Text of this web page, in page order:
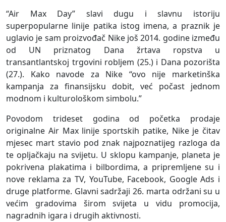
“Air Max Day” slavi dugu i slavnu istoriju
superpopularne linije patika istog imena, a praznik je
uglavio je sam proizvođač Nike još 2014. godine između
od UN priznatog Dana žrtava ropstva u
transantlantskoj trgovini robljem (25.) i Dana pozorišta
(27.). Kako navode za Nike “ovo nije marketinška
kampanja za finansijsku dobit, već počast jednom
modnom i kulturološkom simbolu.”
Povodom trideset godina od početka prodaje
originalne Air Max linije sportskih patike, Nike je čitav
mjesec mart stavio pod znak najpoznatijeg razloga da
te opljačkaju na svijetu. U sklopu kampanje, planeta je
pokrivena plakatima i bilbordima, a pripremljene su i
nove reklama za TV, YouTube, Facebook, Google Ads i
druge platforme. Glavni sadržaji 26. marta održani su u
većim gradovima širom svijeta u vidu promocija,
nagradnih igara i drugih aktivnosti.